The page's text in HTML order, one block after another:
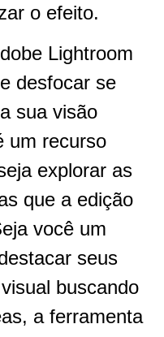
o efeito.
Lightroom
desfocar se
sua visão
um recurso
explorar as
que a edição
você um
seus
buscando
a ferramenta